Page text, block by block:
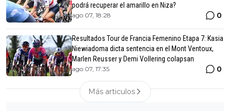
podrá recuperar el amarillo en Niza?
ago 07, 18:28 0
Resultados Tour de Francia Femenino Etapa 7: Kasia
Niewiadoma dicta sentencia en el Mont Ventoux,
Marlen Reusser y Demi Vollering colapsan
ago 07, 17:35 0
Más articulos